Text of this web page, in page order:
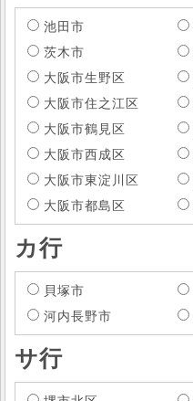
池田市
茨木市
大阪市生野区
大阪市住之江区
大阪市鶴見区
大阪市西成区
大阪市東淀川区
大阪市都島区
カ行
貝塚市
河内長野市
サ行